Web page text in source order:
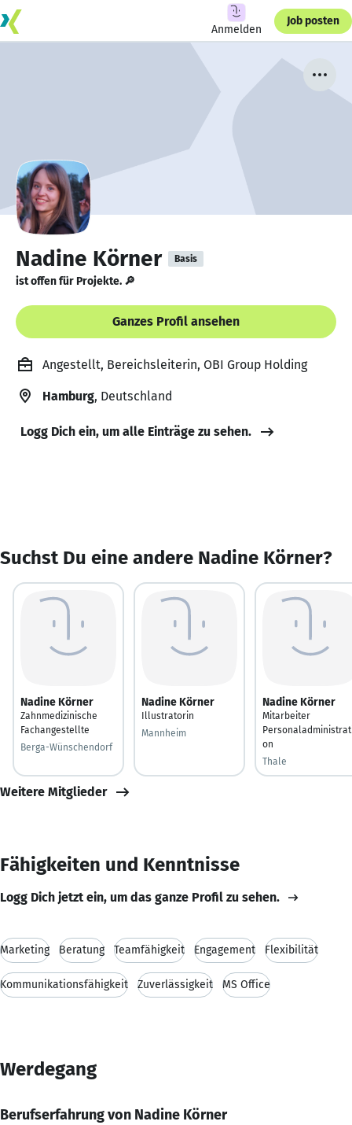
Anmelden
Job posten
Nadine Körner Basis
ist offen für Projekte. 🔎
Ganzes Profil ansehen
Angestellt, Bereichsleiterin, OBI Group Holding
Hamburg, Deutschland
Logg Dich ein, um alle Einträge zu sehen.
Suchst Du eine andere Nadine Körner?
Nadine Körner
Zahnmedizinische
Fachangestellte
Berga-Wünschendorf
Nadine Körner
Illustratorin
Mannheim
Nadine Körner
Mitarbeiter
on
Thale
Weitere Mitglieder
Fähigkeiten und Kenntnisse
Logg Dich jetzt ein, um das ganze Profil zu sehen.
Marketing Beratung Teamfähigkeit Engagement Flexibilität
Kommunikationsfähigkeit Zuverlässigkeit MS Office
Werdegang
Berufserfahrung von Nadine Körner